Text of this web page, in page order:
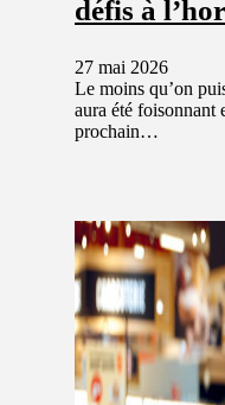
défis à
27 mai 2026
Le moins qu’on
aura été foisonnant
prochain…